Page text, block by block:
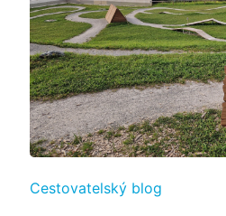
Kategorie
Cestovatelský blog